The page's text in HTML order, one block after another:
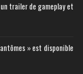
trailer de gameplay et
» est disponible